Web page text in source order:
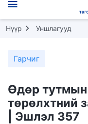
Нүүр Уншлагууд
Гарчиг
Өдөр тутмын
төрөлхтний
| Эшлэл 357